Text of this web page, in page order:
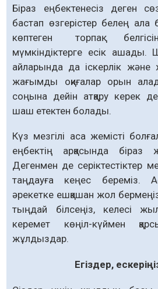
Біраз еңбектенесіз деген
бастап өзгерістер белең
көптеген торпақ
мүмкіндіктерге есік ашады.
айларында да іскерлік және
жағымды оқиғалар орын
соңына дейін атқару керек
шаш етектен болады.
Күз мезгілі аса жемісті
еңбектің арқасында біраз
Дегенмен де серіктестіктер
таңдауға кеңес береміз.
әрекетке ешқашан жол
тыңдай білсеңіз, келесі
керемет көңіл-күймен
жұлдыздар.
Егіздер,